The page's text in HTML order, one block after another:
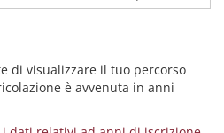
di visualizzare il tuo percorso
è avvenuta in anni